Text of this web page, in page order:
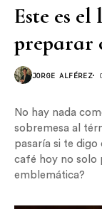
Este es
preparar
JORGE ALFÉREZ
No hay nada
sobremesa al
pasaría si te digo
café hoy no solo
emblemática?